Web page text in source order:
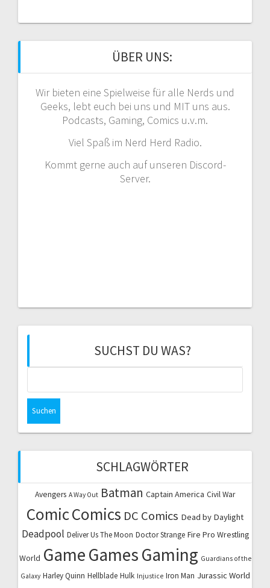
ÜBER UNS:
Wir bieten eine Spielweise für alle Nerds und
Geeks, lebt euch bei uns und MIT uns aus.
Podcasts, Gaming, Comics u.v.m.
Viel Spaß im Nerd Herd Radio.
Kommt gerne auch auf unseren Discord-
Server.
SUCHST DU WAS?
SCHLAGWÖRTER
Avengers A Way Out Batman Captain America Civil War
ComicComics DC Comics Dead by Daylight
Deadpool Deliver Us The Moon Doctor Strange Fire Pro Wrestling
World GameGamesGaming Guardians of the
Galaxy Harley Quinn Hellblade Hulk Injustice Iron Man Jurassic World